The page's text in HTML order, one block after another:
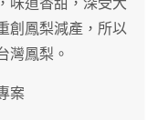
創鳳梨減產，所以
灣鳳梨。
案